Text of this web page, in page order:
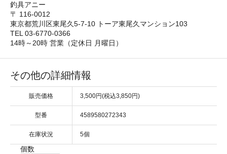
釣具アニー
〒 116-0012
東京都荒川区東尾久5-7-10 トーア東尾久マンション103
TEL 03-6770-0366
14時～20時 営業（定休日 月曜日）
その他の詳細情報
販売価格 3,500円(税込3,850円)
型番 4589580272343
在庫状況 5個
個数